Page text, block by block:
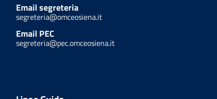
Email segreteria
segreteria@omceosiena.it
Email PEC
segreteria@pec.omceosiena.it